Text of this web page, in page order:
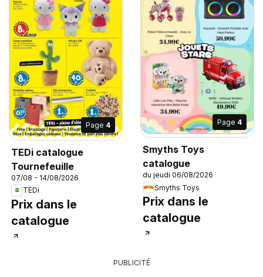
Page 4
TEDi catalogue
Tournefeuille
07/08 - 14/08/2026
TEDi
Prix dans le
catalogue
Page 4
Smyths Toys
catalogue
du jeudi 06/08/2026
Smyths Toys
Prix dans le
catalogue
PUBLICITÉ